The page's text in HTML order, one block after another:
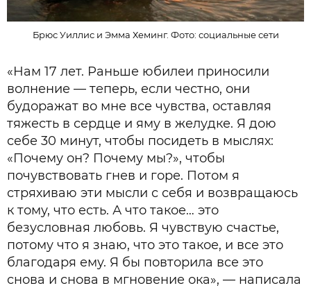
Брюс Уиллис и Эмма Хеминг. Фото: социальные сети
«Нам 17 лет. Раньше юбилеи приносили
волнение — теперь, если честно, они
будоражат во мне все чувства, оставляя
тяжесть в сердце и яму в желудке. Я дою
себе 30 минут, чтобы посидеть в мыслях:
«Почему он? Почему мы?», чтобы
почувствовать гнев и горе. Потом я
стряхиваю эти мысли с себя и возвращаюсь
к тому, что есть. А что такое… это
безусловная любовь. Я чувствую счастье,
потому что я знаю, что это такое, и все это
благодаря ему. Я бы повторила все это
снова и снова в мгновение ока», — написала